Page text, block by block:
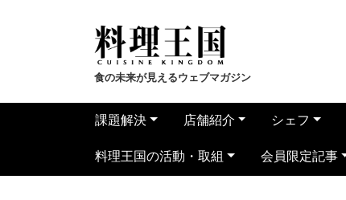
食の未来が見えるウェブマガジン
課題解決 店舗紹介 シェフ
料理王国の活動・取組 会員限定記事